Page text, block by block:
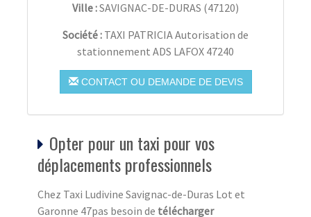
Ville :SAVIGNAC-DE-DURAS (47120)
Société : TAXI PATRICIA Autorisation de
stationnement ADS LAFOX 47240
CONTACT OU DEMANDE DE DEVIS
Opter pour un taxi pour vos
déplacements professionnels
Chez Taxi Ludivine Savignac-de-Duras Lot et
Garonne 47pas besoin de télécharger